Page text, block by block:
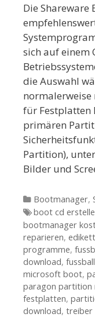
Die Shareware
sich auf einem
die Auswahl
für Festplatten
primären
Partition),
Bilder und
Kategorien
Bootmanager,
Tags
boot cd
bootmanager
reparieren,
programme,
download,
microsoft boot,
paragon partition
festplatten,
download, treiber